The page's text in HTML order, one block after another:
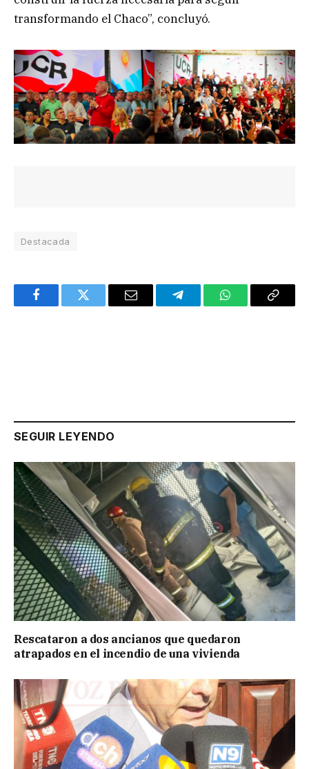
transformando el Chaco”, concluyó.
Destacada
FacebookTwitter Email TelegramWhatsAppCopy
SEGUIR LEYENDO
Rescataron a dos ancianos que quedaron
atrapados en el incendio de una vivienda